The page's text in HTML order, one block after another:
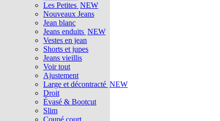
Les Petites NEW
Nouveaux Jeans
Jean blanc
Jeans enduits NEW
Vestes en jean
Shorts et jupes
Jeans vieillis
Voir tout
Ajustement
Large et décontracté NEW
Droit
Évasé & Bootcut
Slim
Coupé court